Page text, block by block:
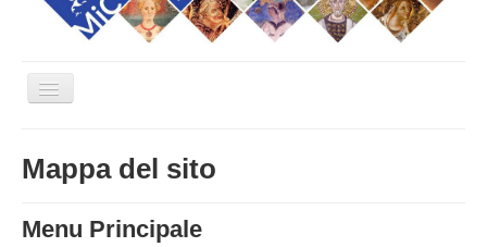
Cambia
navigazione
STRUTTURA
ATTIVITA'
Mappa del sito
Menu Principale